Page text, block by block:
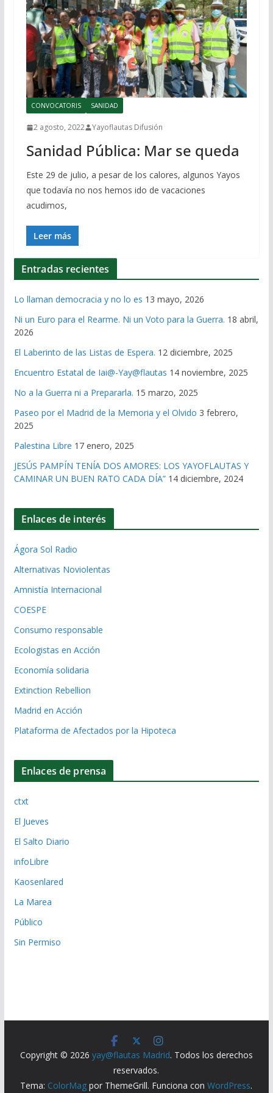
CONVOCATORIS SANIDAD
2 agosto, 2022 Yayoflautas Difusión
Sanidad Pública: Mar se queda
Este 29 de julio, a pesar de los calores, algunos Yayos
que todavía no nos hemos ido de vacaciones
acudimos,
Leer más
Entradas recientes
Lo llaman democracia y no lo es 13 mayo, 2026
Ni un Euro para el Rearme. Ni un Voto para la Guerra. 18 abril,
2026
El Laberinto de las Listas de Espera. 12 diciembre, 2025
Encuentro Estatal de Iai@-Yay@flautas 14 noviembre, 2025
No a la Guerra ni a Prepararla. 15 marzo, 2025
Paseo por el Madrid de la Memoria y el Olvido 3 febrero,
2025
Palestina Libre 17 enero, 2025
JESÚS PAMPÍN TENÍA DOS AMORES: LOS YAYOFLAUTAS Y
CAMINAR UN BUEN RATO CADA DÍA” 14 diciembre, 2024
Enlaces de interés
Ágora Sol Radio
Alternativas Noviolentas
Amnistía Internacional
COESPE
Consumo responsable
Ecologistas en Acción
Economía solidaria
Extinction Rebellion
Madrid en Acción
Plataforma de Afectados por la Hipoteca
Enlaces de prensa
ctxt
El Jueves
El Salto Diario
infoLibre
Kaosenlared
La Marea
Público
Sin Permiso
Copyright © 2026 yay@flautas Madrid. Todos los derechos
reservados.
Tema: ColorMag por ThemeGrill. Funciona conWordPress.